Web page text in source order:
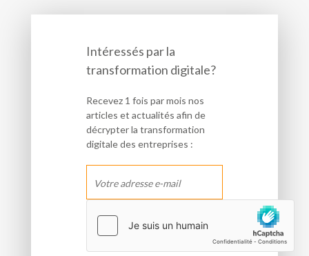
Intéressés par la
transformation digitale?
Recevez 1 fois par mois nos
articles et actualités afin de
décrypter la transformation
digitale des entreprises :